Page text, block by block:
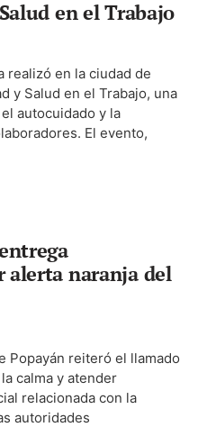
en el Trabajo
realizó en la ciudad de
y Salud en el Trabajo, una
autocuidado y la
El evento,
alerta naranja del
Popayán reiteró el llamado
calma y atender
relacionada con la
autoridades